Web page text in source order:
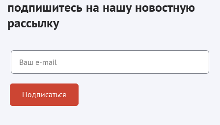
подпишитесь на нашу новостную
рассылку
Подписаться